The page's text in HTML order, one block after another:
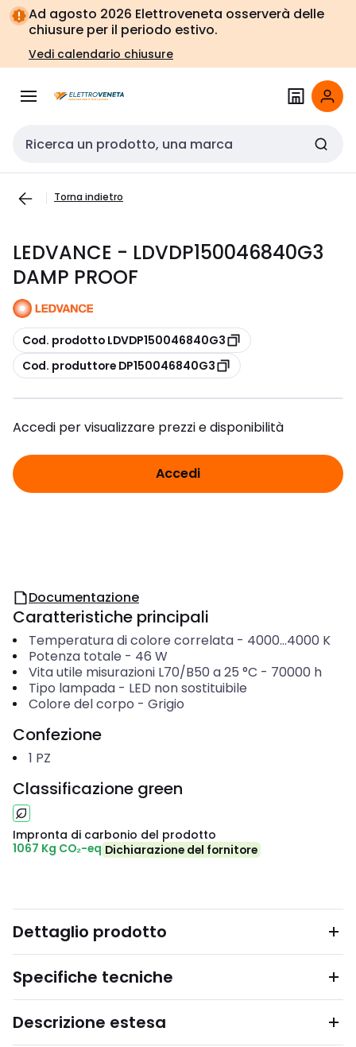
Vai alla
navigazione
Vai
alla
pagina
Ad agosto 2026 Elettroveneta osserverà delle
chiusure per il periodo estivo.
Vedi calendario chiusure
Cerca input
Torna indietro
LEDVANCE - LDVDP150046840G3
DAMP PROOF
copia
Cod. prodotto LDVDP150046840G3
copia
Cod. produttore DP150046840G3
Accedi per visualizzare prezzi e disponibilità
Accedi
Documentazione
Caratteristiche principali
Temperatura di colore correlata- 4000...4000 K
Potenza totale - 46 W
Vita utile misurazioni L70/B50 a 25 °C - 70000 h
Tipo lampada- LED non sostituibile
Colore del corpo - Grigio
Confezione
1 PZ
Classificazione green
Impronta di carbonio del prodotto
1067 Kg CO₂-eq Dichiarazione del fornitore
Dettaglio prodotto
Specifiche tecniche
Descrizione estesa